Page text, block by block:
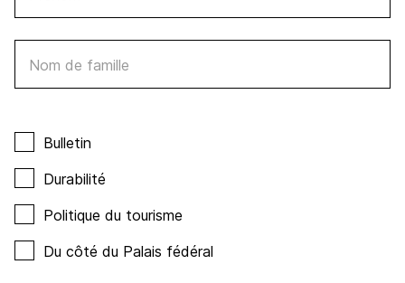
Nom de famille
Bulletin
Durabilité
Politique du tourisme
Du côté du Palais fédéral